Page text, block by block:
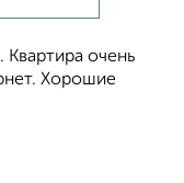
очень
Хорошие